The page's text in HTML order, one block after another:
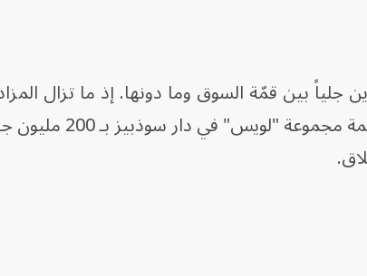
جلياً بين قمّة السوق وما دونها. إذ ما تزال
وتقدّر قيمة